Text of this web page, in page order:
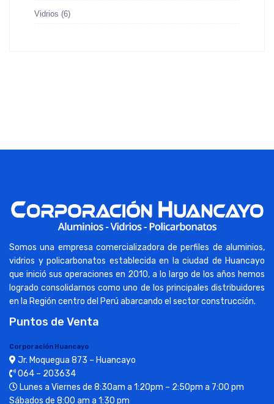
Vidrios (6)
Somos una empresa comercializadora de perfiles de aluminios,
vidrios y policarbonatos establecida en la ciudad de Huancayo
que inició sus operaciones en 2010, a lo largo de los años hemos
logrado consolidarnos como uno de los principales distribuidores
en la Región centro del Perú abarcando el sector construcción.
Puntos de Venta
Corporación Huancayo
Jr. Moquegua 873 – Huancayo
064 – 203634
Lunes a Viernes de 8:30am a 1:20pm – 2:50pm a 7:00 pm
Sábados de 8:00 am a 1:30 pm